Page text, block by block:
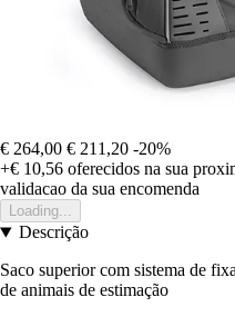
€ 264,00 € 211,20 -20%
+€ 10,56 oferecidos na sua
validacao da sua encomenda
Loading...
Descrição
Saco superior com sistema de
de animais de estimação